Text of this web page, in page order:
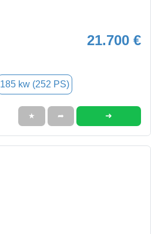
21.700 €
185 kw (252 PS)
★ ➦ ➜